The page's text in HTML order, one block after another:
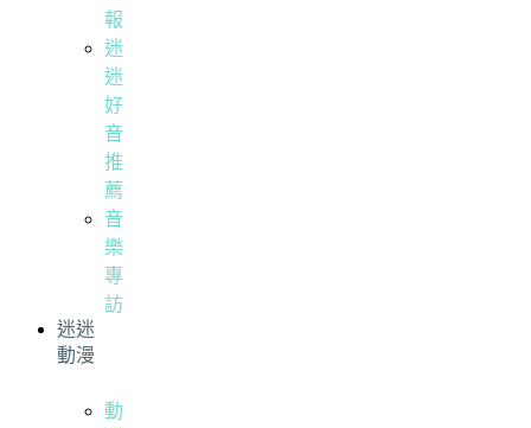
報
迷
迷
好
音
推
薦
音
樂
專
訪
迷迷
動漫
動